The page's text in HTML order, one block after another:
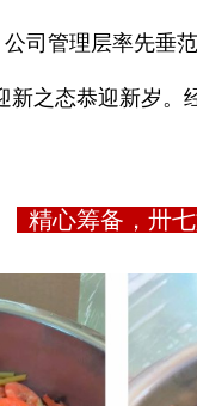
司管理层率先垂
之态恭迎新岁。
精心筹备，卅